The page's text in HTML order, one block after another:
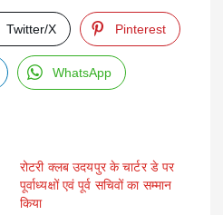
Twitter/X Pinterest
WhatsApp
रोटरी क्लब उदयपुर के चार्टर डे पर
पूर्वाध्यक्षों एवं पूर्व सचिवों का सम्मान
किया